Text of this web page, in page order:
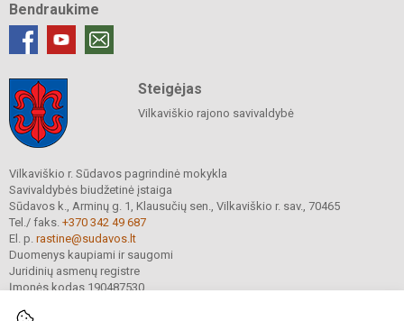
Bendraukime
Steigėjas
Vilkaviškio rajono savivaldybė
Vilkaviškio r. Sūdavos pagrindinė mokykla
Savivaldybės biudžetinė įstaiga
Sūdavos k., Arminų g. 1, Klausučių sen., Vilkaviškio r. sav., 70465
Tel./ faks. +370 342 49 687
El. p. rastine@sudavos.lt
Duomenys kaupiami ir saugomi
Juridinių asmenų registre
Įmonės kodas 190487530